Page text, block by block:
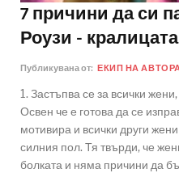
7 причини да си
Роузи -
Публикувана от: ЕКИП НА
1. Застъпва се за всички
Освен че е готова да се
мотивира и всички други
силния пол. Тя твърди, че
болката и няма причини да